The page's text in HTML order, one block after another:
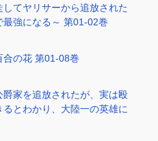
てヤリサーから追放された
強になる～ 第01-02巻
合の花 第01-08巻
家を追放されたが、実は殴
とわかり、大陸一の英雄に